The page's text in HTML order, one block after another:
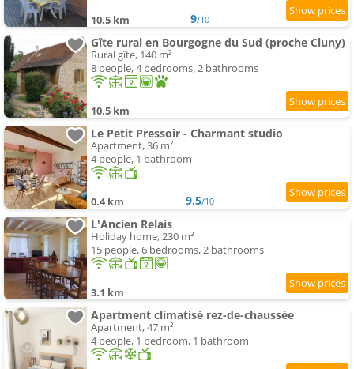
10.5 km 9/10
Gîte rural en Bourgogne du Sud (proche Cluny)
Rural gîte, 140 m²
8 people, 4 bedrooms, 2 bathrooms
10.5 km
Le Petit Pressoir - Charmant studio
Apartment, 36 m²
4 people, 1 bathroom
0.4 km 9.5/10
L'Ancien Relais
Holiday home, 230 m²
15 people, 6 bedrooms, 2 bathrooms
3.1 km
Apartment climatisé rez-de-chaussée
Apartment, 47 m²
4 people, 1 bedroom, 1 bathroom